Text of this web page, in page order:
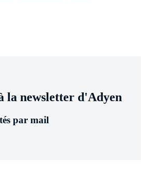
la newsletter d'Adyen
par mail